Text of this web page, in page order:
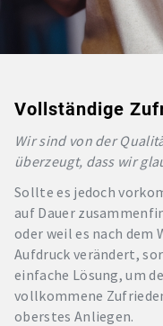
Vollständige
Wir sind von der
überzeugt, dass wir
Sollte es jedoch
auf Dauer
oder weil es nach dem
Aufdruck verändert,
einfache Lösung, um
vollkommene
oberstes Anliegen.